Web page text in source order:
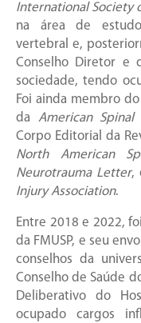
International Society
na área de
vertebral e,
Conselho Diretor e
sociedade, tendo
Foi ainda membro
da American Spinal
Corpo Editorial da
North American
Neurotrauma Letter,
Injury Association.
Entre 2018 e 2022,
da FMUSP, e seu
conselhos da
Conselho de Saúde
Deliberativo do
ocupado cargos